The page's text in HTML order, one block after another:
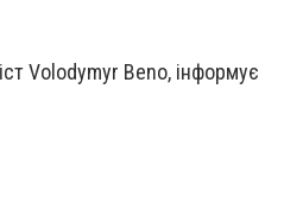
Volodymyr Beno, інформує